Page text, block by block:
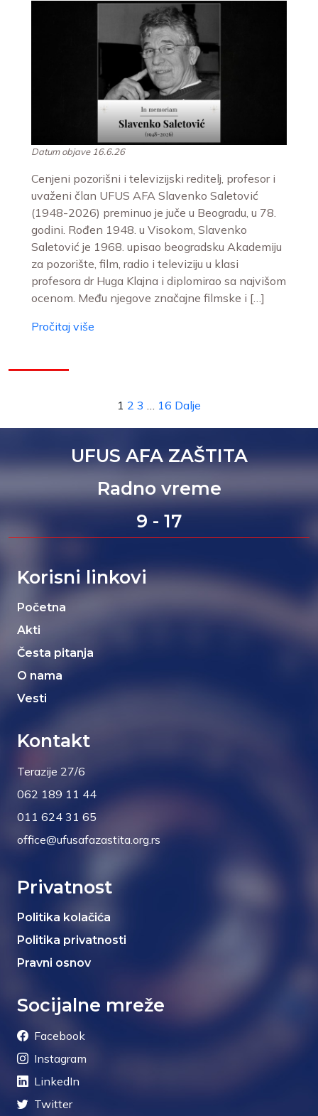
Datum objave 16.6.26
Cenjeni pozorišni i televizijski reditelj, profesor i
uvaženi član UFUS AFA Slavenko Saletović
(1948-2026) preminuo je juče u Beogradu, u 78.
godini. Rođen 1948. u Visokom, Slavenko
Saletović je 1968. upisao beogradsku Akademiju
za pozorište, film, radio i televiziju u klasi
profesora dr Huga Klajna i diplomirao sa najvišom
ocenom. Među njegove značajne filmske i […]
Pročitaj više
1 2 3 16 Dalje
UFUS AFA ZAŠTITA
Radno vreme
9 - 17
Korisni linkovi
Početna
Akti
Česta pitanja
O nama
Vesti
Kontakt
Terazije 27/6
062 189 11 44
011 624 31 65
office@ufusafazastita.org.rs
Privatnost
Politika kolačića
Politika privatnosti
Pravni osnov
Socijalne mreže
Facebook
Instagram
LinkedIn
Twitter